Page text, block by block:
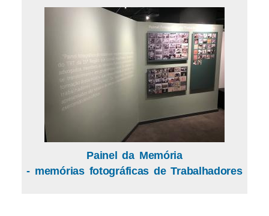
Painel da Memória
- memórias fotográficas de Trabalhadores